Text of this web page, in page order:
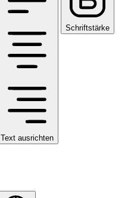
Text ausrichten
Schriftstärke